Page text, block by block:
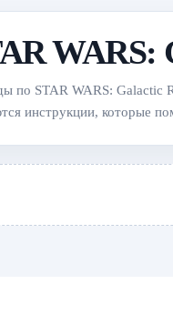
WARS:
по STAR WARS: Galactic
инструкции, которые